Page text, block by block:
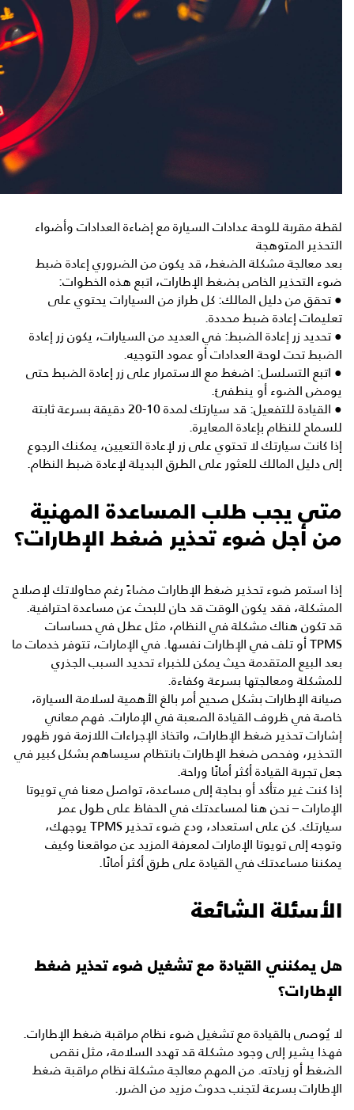
لقطة مقربة للوحة عدادات السيارة مع إضاءة العدادات وأضواء
التحذير المتوهجة
بعد معالجة مشكلة الضغط، قد يكون من الضروري إعادة ضبط
ضوء التحذير الخاص بضغط الإطارات، اتبع هذه الخطوات:
● تحقق من دليل المالك: كل طراز من السيارات يحتوي على
تعليمات إعادة ضبط محددة.
● تحديد زر إعادة الضبط: في العديد من السيارات، يكون زر إعادة
الضبط تحت لوحة العدادات أو عمود التوجيه.
● اتبع التسلسل: اضغط مع الاستمرار على زر إعادة الضبط حتى
يومض الضوء أو ينطفئ.
● القيادة للتفعيل: قد سيارتك لمدة 10-20 دقيقة بسرعة ثابتة
للسماح للنظام بإعادة المعايرة.
إذا كانت سيارتك لا تحتوي على زر لإعادة التعيين، يمكنك الرجوع
إلى دليل المالك للعثور على الطرق البديلة لإعادة ضبط النظام.
متى يجب طلب المساعدة المهنية
من أجل ضوء تحذير ضغط الإطارات؟
إذا استمر ضوء تحذير ضغط الإطارات مضاءً رغم محاولاتك لإصلاح
المشكلة، فقد يكون الوقت قد حان للبحث عن مساعدة احترافية.
قد تكون هناك مشكلة في النظام، مثل عطل في حساسات
TPMS أو تلف في الإطارات نفسها. في الإمارات، تتوفر خدمات ما
بعد البيع المتقدمة حيث يمكن للخبراء تحديد السبب الجذري
للمشكلة ومعالجتها بسرعة وكفاءة.
صيانة الإطارات بشكل صحيح أمر بالغ الأهمية لسلامة السيارة،
خاصة في ظروف القيادة الصعبة في الإمارات. فهم معاني
إشارات تحذير ضغط الإطارات، واتخاذ الإجراءات اللازمة فور ظهور
التحذير، وفحص ضغط الإطارات بانتظام سيساهم بشكل كبير في
جعل تجربة القيادة أكثر أمانًا وراحة.
إذا كنت غير متأكد أو بحاجة إلى مساعدة، تواصل معنا في تويوتا
الإمارات – نحن هنا لمساعدتك في الحفاظ على طول عمر
سيارتك. كن على استعداد، ودع ضوء تحذير TPMS يوجهك،
وتوجه إلى تويوتا الإمارات لمعرفة المزيد عنمواقعنا وكيف
يمكننا مساعدتك في القيادة على طرق أكثر أمانًا.
الأسئلة الشائعة
هل يمكنني القيادة مع تشغيل ضوء تحذير ضغط
الإطارات؟
لا يُوصى بالقيادة مع تشغيل ضوء نظام مراقبة ضغط الإطارات.
فهذا يشير إلى وجود مشكلة قد تهدد السلامة، مثل نقص
الضغط أو زيادته. من المهم معالجة مشكلة نظام مراقبة ضغط
الإطارات بسرعة لتجنب حدوث مزيد من الضرر.